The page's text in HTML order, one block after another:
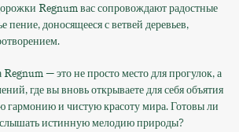
Regnum вас сопровождают радостные
пение, доносящееся с ветвей деревьев,
— это не просто место для прогулок, а
где вы вновь открываете для себя объятия
и чистую красоту мира. Готовы ли
истинную мелодию природы?